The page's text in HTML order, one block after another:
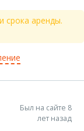
срока аренды.
Был на сайте 8
лет назад